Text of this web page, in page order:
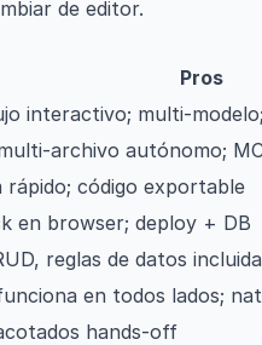
de editor.
Pros
interactivo; multi-
archivo autónomo;
rápido; código exportable
en browser; deploy + DB
reglas de datos
en todos lados;
hands-off